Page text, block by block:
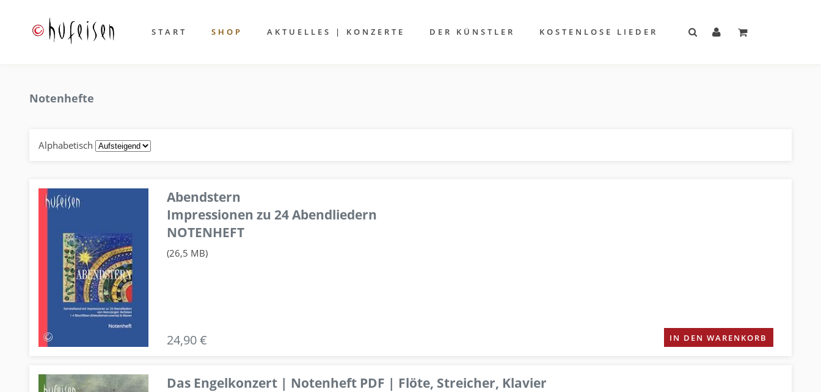
START SHOP AKTUELLES | KONZERTE DER KÜNSTLER KOSTENLOSE LIEDER
Notenhefte
Alphabetisch
Abendstern
Impressionen zu 24 Abendliedern
NOTENHEFT
(26,5 MB)
24,90 € IN DEN WARENKORB
Das Engelkonzert | Notenheft PDF | Flöte, Streicher, Klavier